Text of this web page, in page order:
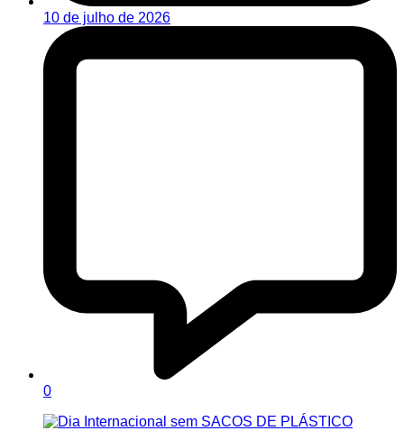
10 de julho de 2026
0